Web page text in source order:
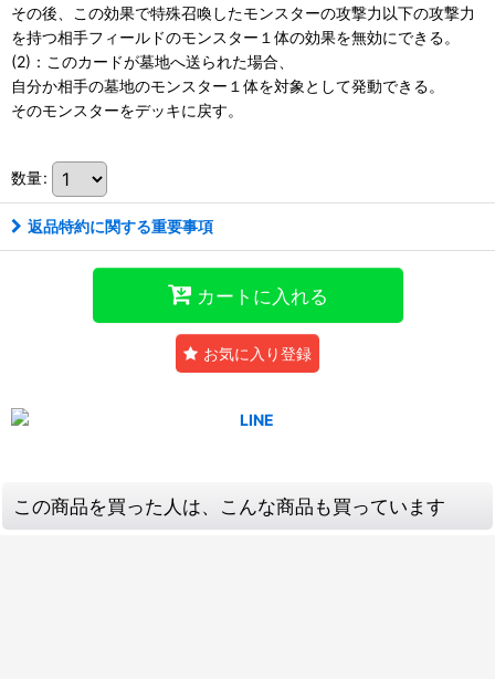
その後、この効果で特殊召喚したモンスターの攻撃力以下の攻撃力
を持つ相手フィールドのモンスター１体の効果を無効にできる。
(2)：このカードが墓地へ送られた場合、
自分か相手の墓地のモンスター１体を対象として発動できる。
そのモンスターをデッキに戻す。
数量:
返品特約に関する重要事項
カートに入れる
お気に入り登録
この商品を買った人は、こんな商品も買っています